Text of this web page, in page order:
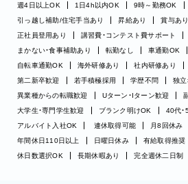
週4日以上OK
1日4h以内OK 9時～勤務OK
引っ越し補助/住宅手当あり
昇給あり 賞与あり
正社員登用あり
講習費・コンテスト費サポート
まかない・食事補助あり
転勤なし 車通勤OK
自転車通勤OK
海外研修あり 社内研修あり
第二新卒歓迎
若手積極採用 学歴不問
独立
異業種からの転職歓迎
Uターン・Iターン歓迎
大学生・専門学生歓迎
ブランク明けOK
40代
アルバイト入社OK
連休取得可能 月8回休み
年間休日110日以上
日曜日休み 有給取得推奨
休日数選択OK
長期休暇あり 完全週休二日制